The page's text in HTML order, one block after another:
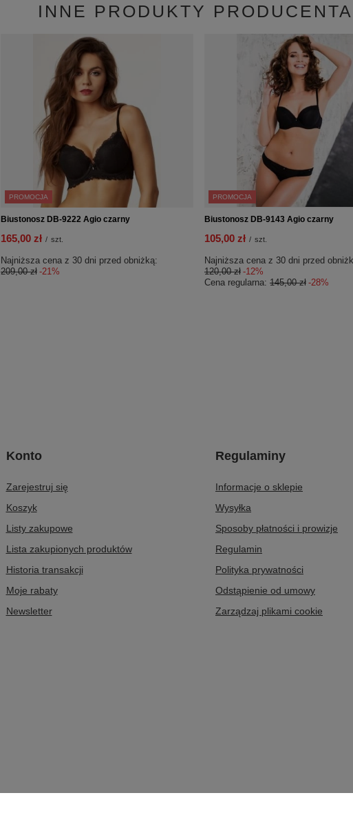
INNE PRODUKTY
PROMOCJA
Biustonosz DB-9222 Agio czarny
165,00 zł / szt.
Najniższa cena z 30 dni przed obniżką:
209,00 zł -21%
PROMOCJA
Biustonosz DB-9143 Agio czarny
105,00 zł / szt.
Najniższa cena z 30 dni przed
120,00 zł -12%
Cena regularna: 145,00 zł -28%
Konto
Zarejestruj się
Koszyk
Listy zakupowe
Lista zakupionych produktów
Historia transakcji
Moje rabaty
Newsletter
Regulaminy
Informacje o sklepie
Wysyłka
Sposoby płatności i prowizje
Regulamin
Polityka prywatności
Odstąpienie od umowy
Zarządzaj plikami cookie